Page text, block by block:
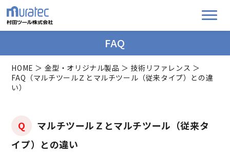
FAQ
HOME ＞ 金型・オリジナル製品 ＞ 技術リファレンス ＞
FAQ（マルチツールＺとマルチツール（従来タイプ）との違
い）
Q
マルチツールＺとマルチツール（従来タ
イプ）との違い